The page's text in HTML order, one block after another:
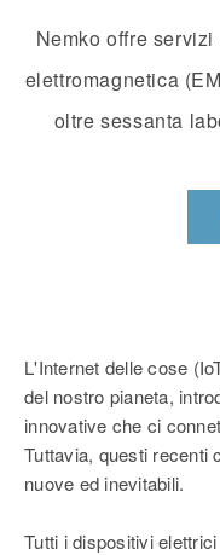
Nemko offre
elettromagnetica
oltre sessanta
L'Internet delle cose
del nostro pianeta,
innovative che ci
Tuttavia, questi recenti
nuove ed inevitabili.
Tutti i dispositivi